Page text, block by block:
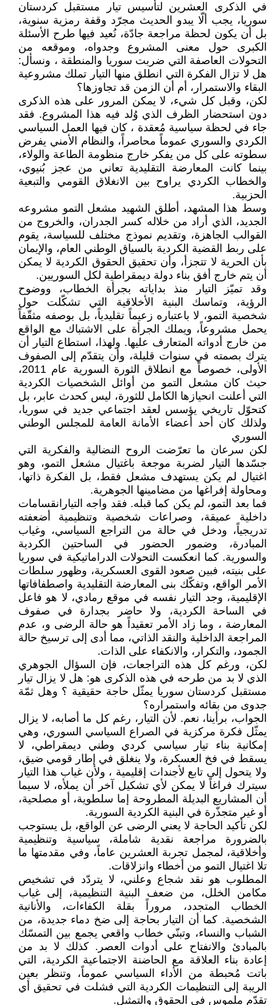
في الذكرى العشرين لتأسيس تيار مستقبل كردستان
سوريا، يجب ألّا يبدو الحديث مجرّد وقفة رمزية سنوية،
بل أن يكون لحظة مراجعة جادّة، نُعيد فيها طرح الأسئلة
الكبرى حول معنى المشروع وجدواه، وموقعه من
التحولات العاصفة التي ضربت سوريا والمنطقة ، ونسأل:
هل لا تزال الفكرة التي انطلق منها التيار تملك مشروعية
البقاء والاستمرار، أم أن الزمن قد تجاوزها؟
لكن، وقبل كل شيء، لا يمكن المرور على هذه الذكرى
دون استحضار الظرف الذي وُلد فيه هذا المشروع. فقد
جاء في لحظة سياسية مُعقدة ، كان فيها العمل السياسي
الكردي والسوري عموماً محاصراً، والنظام الأمني يفرض
سطوته على كل من يفكر خارج منظومة الطاعة والولاء،
بينما كانت المعارضة التقليدية تعاني من عجز بُنيوي،
والخطاب الكردي يراوح بين الانغلاق القومي والتبعية
الحزبية.
وسط هذا المشهد، أطلق الشهيد مشعل التمو مشروعه
الجديد، الذي أراد من خلاله كسر الجدران، والخروج من
القوالب الجاهزة، وتقديم نموذج مختلف للسياسة، يقوم
على ربط القضية الكردية بالسياق الوطني العام، والإيمان
بأن الحرية لا تتجزأ، وأن تحقيق الحقوق الكردية لا يمكن
أن يتم خارج أفق بناء دولة ديمقراطية لكل السوريين.
وقد تميّز التيار منذ بداياته بجرأة الخطاب، ووضوح
الرؤية، وتماسك البنية الأخلاقية التي تشكّلت حول
شخصية التمو، لا باعتباره زعيماً تقليدياً، بل بوصفه مثقّفاً
يحمل مشروعاً، ويملك الجرأة على الاشتباك مع الواقع
من خارج أدواته المتعارف عليها. ولهذا، استطاع التيار أن
يترك بصمته في سنوات قليلة، وأن يتقدّم إلى الصفوف
الأولى، خصوصاً مع انطلاق الثورة السورية عام 2011،
حيث كان مشعل التمو من أوائل الشخصيات الكردية
التي أعلنت انحيازها الكامل للثورة، ليس كحدث عابر، بل
كتحوّل تاريخي يؤسس لعقد اجتماعي جديد في سوريا،
ولذلك كان أحد أعضاء الأمانة العامة للمجلس الوطني
السوري
لكن سرعان ما تعرّضت الروح النضالية والفكرية التي
جسّدها التيار لضربة موجعة باغتيال مشعل التمو، وهو
اغتيال لم يكن يستهدف مشعل فقط، بل الفكرة ذاتها،
ومحاولة إفراغها من مضامينها الجوهرية.
فما بعد التمو، لم يكن كما قبله. فقد واجه التيارانقسامات
داخلية عميقة، وصراعات شخصية وتنظيمية أضعفته
تدريجياً، ودخل في حالة من التراجع السياسي، وغياب
المبادرة، وضمور الحضور في الساحتين الكردية
والسورية. كما انعكست التحولات الدراماتيكية في سوريا
على بنيته، فبين صعود القوى العسكرية، وظهور سلطات
الأمر الواقع، وتفكّك بنى المعارضة التقليدية واصطفافاتها
الإقليمية، وجد التيار نفسه في موقع رمادي، لا هو فاعل
في الساحة الكردية، ولا حاضر بجدارة في صفوف
المعارضة ، وما زاد الأمر تعقيداً هو حالة الرضى و، عدم
المراجعة الداخلية والنقد الذاتي، مما أدى إلى ترسيخ حالة
الجمود، والتكرار، والانكفاء على الذات.
لكن، ورغم كل هذه التراجعات، فإن السؤال الجوهري
الذي لا بد من طرحه في هذه الذكرى هو: هل لا يزال تيار
مستقبل كردستان سوريا يمثّل حاجة حقيقية ؟ وهل ثمّة
جدوى من بقائه واستمراره؟
الجواب، برأينا، نعم. لأن التيار، رغم كل ما أصابه، لا يزال
يمثّل فكرة مركزية في الصراع السياسي السوري، وهي
إمكانية بناء تيار سياسي كردي وطني ديمقراطي، لا
يسقط في فخ العسكرة، ولا ينغلق في إطار قومي ضيق،
ولا يتحول إلى تابع لأجندات إقليمية ، ولأن غياب هذا التيار
سيترك فراغاً لا يمكن لأي تشكيل آخر أن يملأه، لا سيما
أن المشاريع البديلة المطروحة إما سلطوية، أو مصلحية،
أو غير متجذّرة في البنية الكردية السورية.
لكن تأكيد الحاجة لا يعني الرضى عن الواقع، بل يستوجب
بالضرورة مراجعة نقدية شاملة، سياسية وتنظيمية
وأخلاقية، لمجمل تجربة العشرين عاماً، وفي مقدمتها ما
تلا اغتيال التمو من أخطاء وانزلاقات.
المطلوب هو نقد شجاع وعلني، لا يتردّد في تشخيص
مكامن الخلل، من ضعف البنية التنظيمية، إلى غياب
الخطاب المتجدد، مروراً بقلة الكفاءات، والأنانية
الشخصية. كما أن التيار بحاجة إلى ضخ دماء جديدة، من
الشباب والنساء، وتبنّي خطاب واقعي يجمع بين التمسّك
بالمبادئ والانفتاح على أدوات العصر. كذلك لا بد من
إعادة بناء العلاقة مع الحاضنة الاجتماعية الكردية، التي
باتت مُحبطة من الأداء السياسي عموماً، وتنظر بعين
الريبة إلى التنظيمات الكردية التي فشلت في تحقيق أي
تقدّم ملموس في الحقوق والتمثيل.